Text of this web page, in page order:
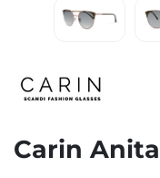
Carin